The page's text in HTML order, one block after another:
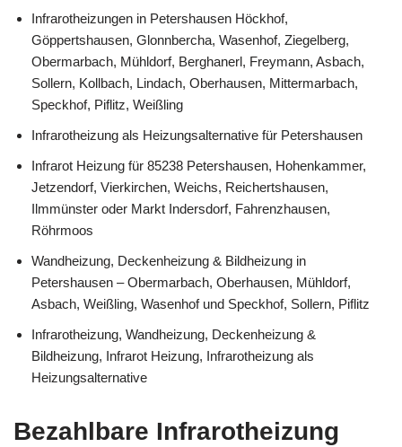
Infrarotheizungen in Petershausen Höckhof,
Göppertshausen, Glonnbercha, Wasenhof, Ziegelberg,
Obermarbach, Mühldorf, Berghanerl, Freymann, Asbach,
Sollern, Kollbach, Lindach, Oberhausen, Mittermarbach,
Speckhof, Piflitz, Weißling
Infrarotheizung als Heizungsalternative für Petershausen
Infrarot Heizung für 85238 Petershausen, Hohenkammer,
Jetzendorf, Vierkirchen, Weichs, Reichertshausen,
Ilmmünster oder Markt Indersdorf, Fahrenzhausen,
Röhrmoos
Wandheizung, Deckenheizung & Bildheizung in
Petershausen – Obermarbach, Oberhausen, Mühldorf,
Asbach, Weißling, Wasenhof und Speckhof, Sollern, Piflitz
Infrarotheizung, Wandheizung, Deckenheizung &
Bildheizung, Infrarot Heizung, Infrarotheizung als
Heizungsalternative
Bezahlbare Infrarotheizung